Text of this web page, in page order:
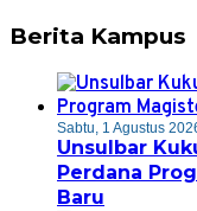
Berita Kampus
Sabtu, 1 Agustus
Unsulbar
Perdana
Baru